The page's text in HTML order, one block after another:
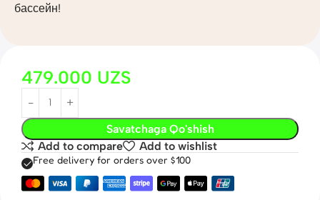
бассейн!
479.000 UZS
Savatchaga Qo'shish
Add to compare
Add to wishlist
Free delivery for orders over $100